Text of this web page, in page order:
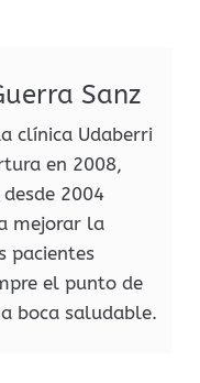
Sanz
clínica Udaberri
en 2008,
2004
mejorar la
pacientes
el punto de
boca saludable.